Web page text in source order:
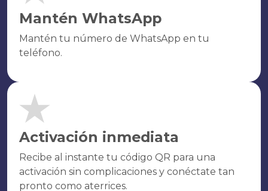
Mantén WhatsApp
Mantén tu número de WhatsApp en tu
teléfono.
Activación inmediata
Recibe al instante tu código QR para una
activación sin complicaciones y conéctate tan
pronto como aterrices.